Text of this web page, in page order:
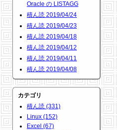
Oracle の LISTAGG
積ん読 2019/04/24
積ん読 2019/04/23
積ん読 2019/04/18
積ん読 2019/04/12
積ん読 2019/04/11
積ん読 2019/04/08
カテゴリ
積ん読 (331)
Linux (152)
Excel (67)